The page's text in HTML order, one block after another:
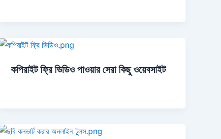
কপিরাইট ফ্রি ভিডিও পাওয়ার সেরা কিছু ওয়েবসাইট